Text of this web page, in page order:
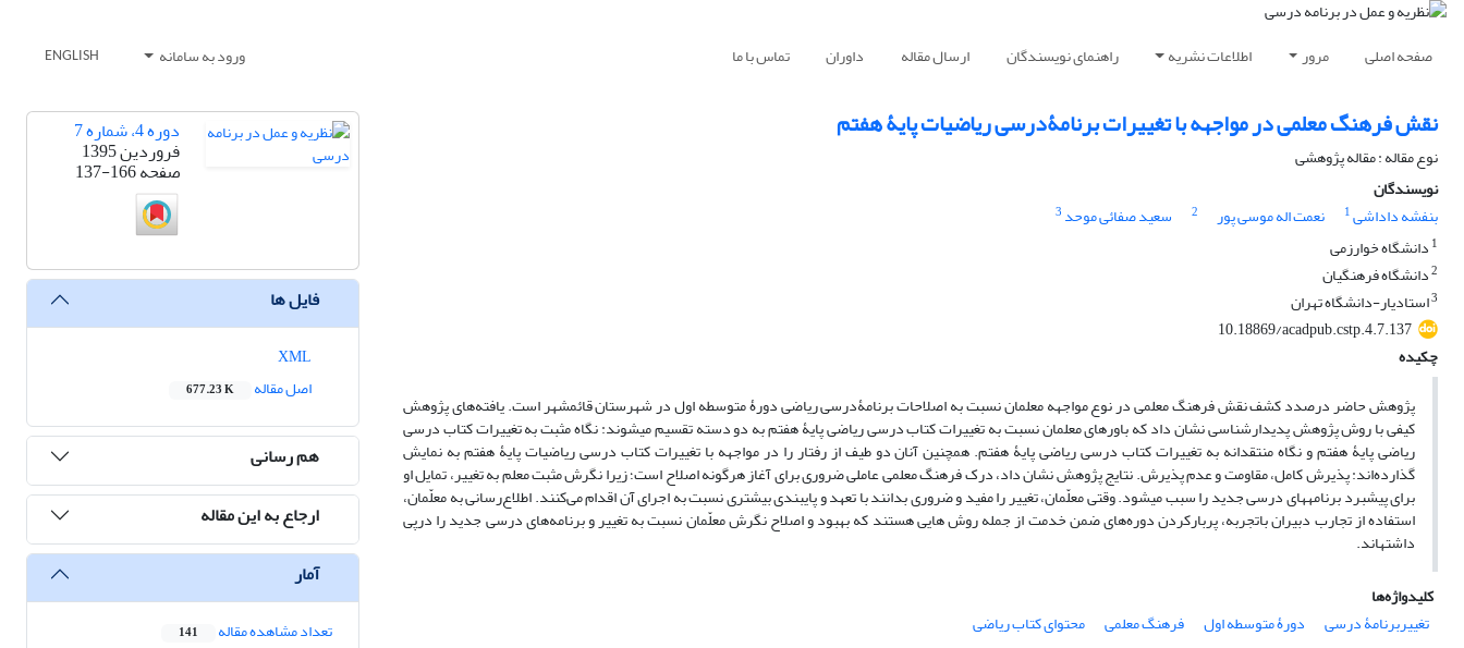
صفحه اصلی مرور اطلاعات نشریه راهنمای نویسندگان ارسال مقاله داوران تماس با ما ورود به سامانه ENGLISH
نقش فرهنگ معلمی در مواجهه با تغییرات برنامۀدرسی ریاضیات پایۀ هفتم
نوع مقاله : مقاله پژوهشی
نویسندگان
بنفشه داداشی1 نعمت اله موسی پور 2 سعید صفائی موحد 3
1 دانشگاه خوارزمی
2دانشگاه فرهنگیان
3استادیار-دانشگاه تهران
‎10.18869/acadpub.cstp.4.7.137
چکیده
پژوهش حاضر درصدد کشف نقش فرهنگ معلمی در نوع مواجهه معلمان نسبت به اصلاحات برنامۀدرسی ریاضی دورۀ متوسطه اول در شهرستان قائمشهر است. یافته‌های پژوهش
کیفی با روش پژوهش پدیدارشناسی نشان داد که باورهای معلمان نسبت به تغییرات کتاب درسی ریاضی پایۀ هفتم به دو دسته تقسیم می‎شوند: نگاه مثبت به تغییرات کتاب درسی
ریاضی پایۀ هفتم و نگاه منتقدانه به تغییرات کتاب درسی ریاضی پایۀ هفتم. همچنین آنان دو طیف از رفتار را در مواجهه با تغییرات کتاب درسی ریاضیات پایۀ هفتم به نمایش
گذارده‌اند: پذیرش کامل، مقاومت و عدم پذیرش. نتایج پژوهش نشان داد، درک فرهنگ معلمی عاملی ضروری برای آغاز هرگونه اصلاح است؛ زیرا نگرش مثبت معلم به تغییر، تمایل او
برای پیشبرد برنامه‎های درسی جدید را سبب می‎شود. وقتی معلّمان، تغییر را مفید و ضروری بدانند با تعهد و پایبندی بیشتری نسبت به اجرای آن اقدام می‌کنند. اطلاع‌رسانی به معلّمان،
استفاده از تجارب دبیران باتجربه، پربارکردن دوره‌های ضمن خدمت از جمله روش ‎هایی هستند که بهبود و اصلاح نگرش معلّمان نسبت به تغییر و برنامه‌های درسی جدید را درپی
داشته‎اند.
کلیدواژه‌ها
تغییربرنامۀ درسی
دورۀ متوسطه اول فرهنگ معلمی محتوای کتاب ریاضی
دوره 4، شماره 7
فروردین 1395
صفحه137-166
فایل ها
اصل مقاله
677.23 K
هم رسانی
ارجاع به این مقاله
آمار
تعداد مشاهده مقاله 141